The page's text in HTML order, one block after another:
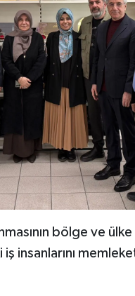
bölge ve
iş insanlarını